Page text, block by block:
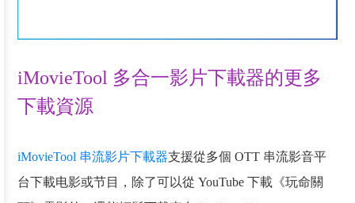
iMovieTool 多合一影片下載器的更多
下載資源
iMovieTool 串流影片下載器支援從多個 OTT 串流影音平
台下載电影或节目，除了可以從 YouTube 下載《玩命關